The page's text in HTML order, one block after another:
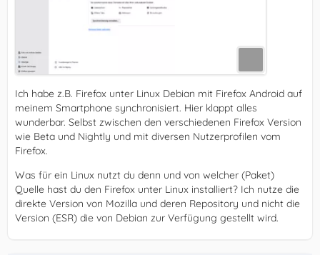
Ich habe z.B. Firefox unter Linux Debian mit Firefox Android auf
meinem Smartphone synchronisiert. Hier klappt alles
wunderbar. Selbst zwischen den verschiedenen Firefox Version
wie Beta und Nightly und mit diversen Nutzerprofilen vom
Firefox.
Was für ein Linux nutzt du denn und von welcher (Paket)
Quelle hast du den Firefox unter Linux installiert? Ich nutze die
direkte Version von Mozilla und deren Repository und nicht die
Version (ESR) die von Debian zur Verfügung gestellt wird.